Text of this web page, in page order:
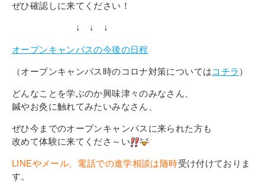
ぜひ確認しに来てください！
↓ ↓ ↓
オープンキャンパスの今後の日程
（オープンキャンパス時のコロナ対策についてはコチラ ）
どんなことを学ぶのか興味津々のみなさん、
鍼やお灸に触れてみたいみなさん、
ぜひ今までのオープンキャンパスに来られた方も
改めて体験に来てくださ～い
LINEやメール、電話での進学相談は随時受け付けておりま
す。